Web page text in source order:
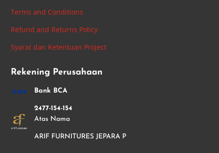
Terms and Conditions
Refund and Returns Policy
Syarat dan Ketentuan Project
Rekening Perusahaan
Bank BCA
2477-154-154
Atas Nama
ARIF FURNITURES JEPARA P